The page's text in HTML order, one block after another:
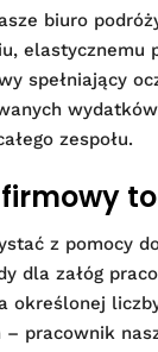
biuro
elastycznemu
spełniający
zespołu.
z pomocy
dla załóg
określonej
– pracownik